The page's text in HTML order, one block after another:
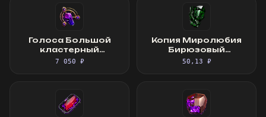
Голоса Большой
кластерный
самоцвет
7 050 ₽
Копия Миролюбия
Бирюзовый
самоцвет
50,13 ₽